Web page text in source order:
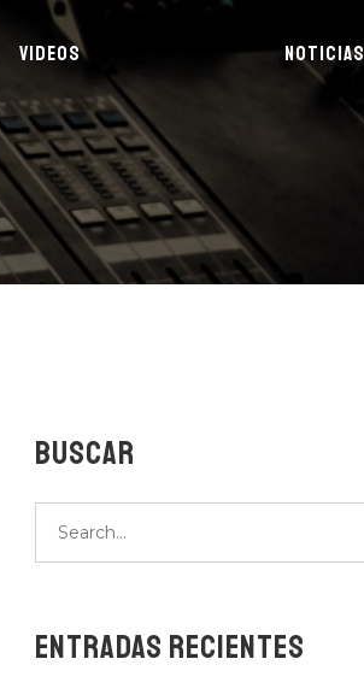
VIDEOS NOTICIAS
BUSCAR
ENTRADAS RECIENTES